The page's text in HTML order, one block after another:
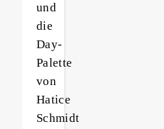
und
die
Day-
Palette
von
Hatice
Schmidt